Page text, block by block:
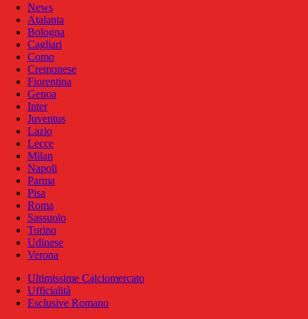
News
Atalanta
Bologna
Cagliari
Como
Cremonese
Fiorentina
Genoa
Inter
Juventus
Lazio
Lecce
Milan
Napoli
Parma
Pisa
Roma
Sassuolo
Torino
Udinese
Verona
Ultimissime Calciomercato
Ufficialità
Esclusive Romano